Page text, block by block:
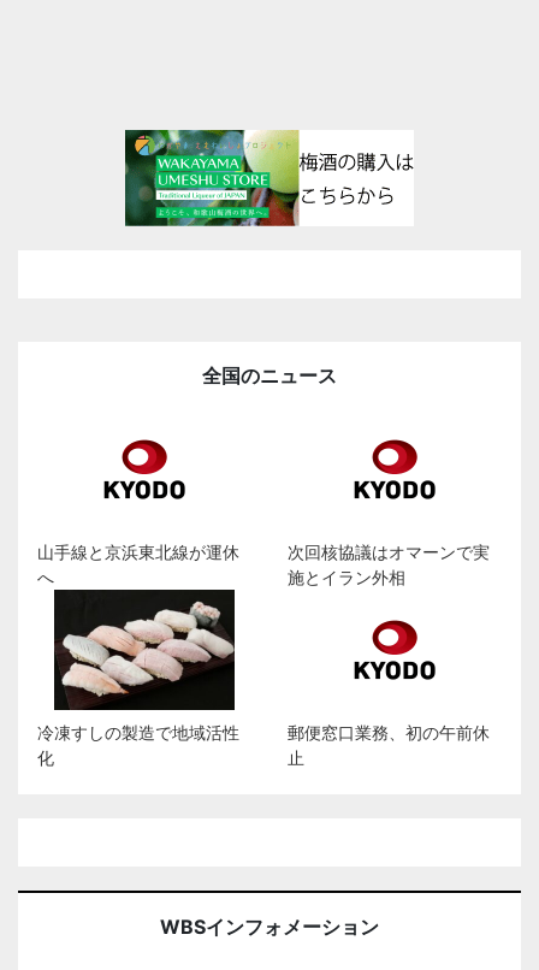
全国のニュース
山手線と京浜東北線が運休
へ
次回核協議はオマーンで実
施とイラン外相
冷凍すしの製造で地域活性
化
郵便窓口業務、初の午前休
止
WBSインフォメーション